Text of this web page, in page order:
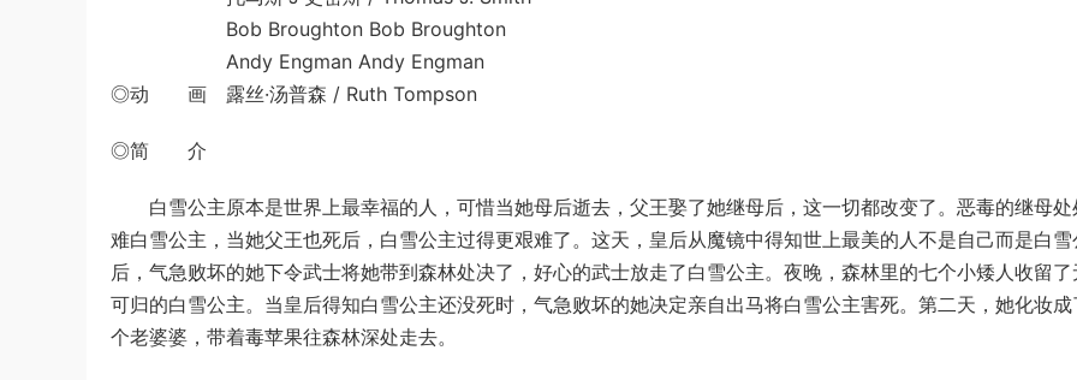
Bob Broughton Bob Broughton
Andy Engman Andy Engman
◎动 画 露丝·汤普森 / Ruth Tompson
◎简 介
白雪公主原本是世界上最幸福的人，可惜当她母后逝去，父王娶了她继母后，这一切都改变了。恶毒的继母处
难白雪公主，当她父王也死后，白雪公主过得更艰难了。这天，皇后从魔镜中得知世上最美的人不是自己而是白雪
后，气急败坏的她下令武士将她带到森林处决了，好心的武士放走了白雪公主。夜晚，森林里的七个小矮人收留了
可归的白雪公主。当皇后得知白雪公主还没死时，气急败坏的她决定亲自出马将白雪公主害死。第二天，她化妆成
个老婆婆，带着毒苹果往森林深处走去。